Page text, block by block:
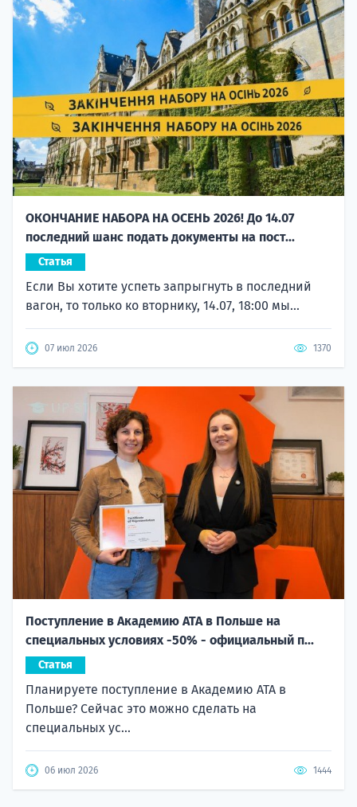
ОКОНЧАНИЕ НАБОРА НА ОСЕНЬ 2026! До 14.07
последний шанс подать документы на пост...
Статья
Если Вы хотите успеть запрыгнуть в последний
вагон, то только ко вторнику, 14.07, 18:00 мы...
07 июл 2026 1370
Поступление в Академию ATA в Польше на
специальных условиях -50% - официальный п...
Статья
Планируете поступление в Академию ATA в
Польше? Сейчас это можно сделать на
специальных ус...
06 июл 2026 1444